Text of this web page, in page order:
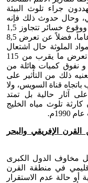
شخص مهددون جراء تلوث البيئة
مليون و300 ألف يمني، وحال حدوث ذلك فإنه
يتوقع إغلاق ميناء الحديدة لمدة 6 أشهر، ووقوع خسائر تتجاوز 1,5
مليار دولار على مدى خمسة وعشرين عاماً، فضلاً عن تعرض 8,5
الملوثة حال اشتعال
النيران في خزان الناقلة، بالإضافة إلى تعرض ما يقرب من 115
و نفوق كميات هائلة من
ذلك من التأثير على
قناة السويس، ولا
آثار حالية بل تمتد
كارثة تلوث مياه الخليج
الإفريقي والبحر
مخاوف الدول الكبرى
في منطقة القرن
أو حالة عدم الاستقرار